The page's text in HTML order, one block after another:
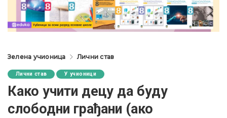
Зелена учионица Лични став
Лични став У учионици
Како учити децу да буду
слободни грађани (ако